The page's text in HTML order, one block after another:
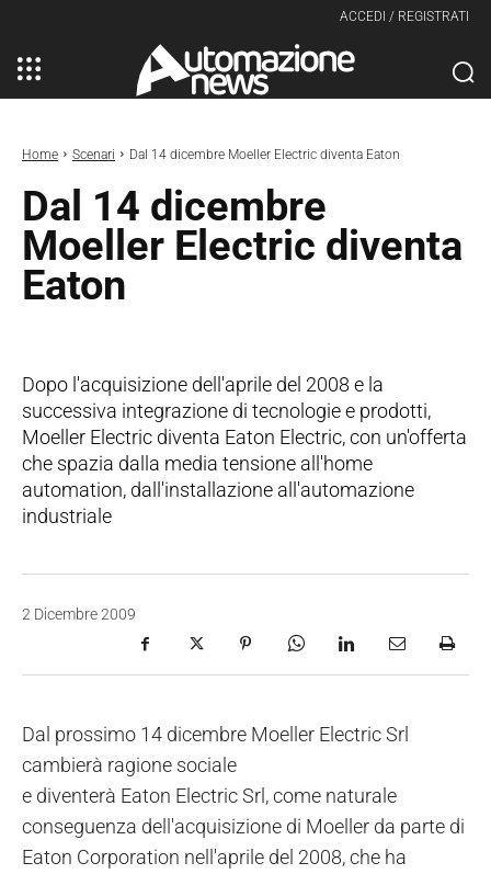
ACCEDI / REGISTRATI
Home Scenari Dal 14 dicembre Moeller Electric diventa Eaton
Dal 14 dicembre
Moeller Electric diventa
Eaton
Dopo l'acquisizione dell'aprile del 2008 e la
successiva integrazione di tecnologie e prodotti,
Moeller Electric diventa Eaton Electric, con un'offerta
che spazia dalla media tensione all'home
automation, dall'installazione all'automazione
industriale
2 Dicembre 2009
Dal prossimo 14 dicembre Moeller Electric Srl
cambierà ragione sociale
e diventerà Eaton Electric Srl, come naturale
conseguenza dell'acquisizione di Moeller da parte di
Eaton Corporation nell'aprile del 2008, che ha